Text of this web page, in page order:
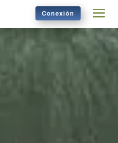
Conexión